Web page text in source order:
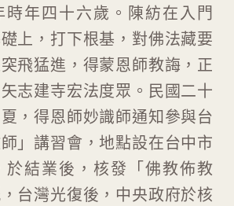
時年四十六歲。陳紡在入門
上，打下根基，對佛法藏要
飛猛進，得蒙恩師教誨，正
志建寺宏法度眾。民國二十
，得恩師妙識師通知參與台
」講習會，地點設在台中市
於結業後，核發「佛教佈教
台灣光復後，中央政府於核